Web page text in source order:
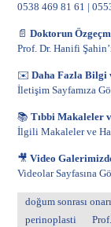
0538 469 81 61 |
📄Doktorun
Prof. Dr. Hanifi
✉️Daha Fazla Bilgi
İletişim Sayfamıza
📚Tıbbi Makaleler
İlgili Makaleler ve
🎥Video
Videolar Sayfasına
doğum sonrası
perinoplasti